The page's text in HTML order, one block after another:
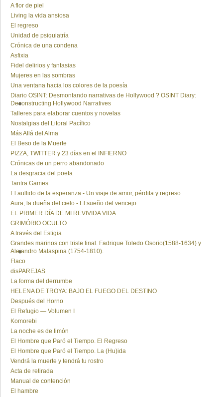
A flor de piel
Living la vida ansiosa
El regreso
Unidad de psiquiatría
Crónica de una condena
Asfixia
Fidel delirios y fantasias
Mujeres en las sombras
Una ventana hacia los colores de la poesía
Diario OSINT: Desmontando narrativas de Hollywood ? OSINT Diary:
Deconstructing Hollywood Narratives
Talleres para elaborar cuentos y novelas
Nostalgias del Litoral Pacífico
Más Allá del Alma
El Beso de la Muerte
PIZZA, TWITTER y 23 días en el INFIERNO
Crónicas de un perro abandonado
La desgracia del poeta
Tantra Games
El aullido de la esperanza - Un viaje de amor, pérdita y regreso
Aura, la dueña del cielo - El sueño del vencejo
EL PRIMER DÍA DE MI REVIVIDA VIDA
GRIMÓRIO OCULTO
A través del Estigia
Grandes marinos con triste final. Fadrique Toledo Osorio(1588-1634) y
Alejandro Malaspina (1754-1810).
Flaco
disPAREJAS
La forma del derrumbe
HELENA DE TROYA: BAJO EL FUEGO DEL DESTINO
Después del Horno
El Refugio — Volumen I
Komorebi
La noche es de limón
El Hombre que Paró el Tiempo. El Regreso
El Hombre que Paró el Tiempo. La (Hu)ida
Vendrá la muerte y tendrá tu rostro
Acta de retirada
Manual de contención
El hambre